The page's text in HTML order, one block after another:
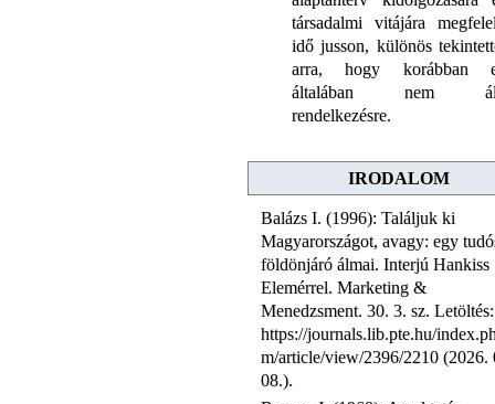
társadalmi vitájára
idő jusson, különös
arra, hogy korábban
általában nem
rendelkezésre.
IRODALOM
Balázs I. (1996): Találjuk ki
Magyarországot, avagy: egy
földönjáró álmai. Interjú Hankiss
Elemérrel. Marketing &
Menedzsment. 30. 3. sz. Letöltés:
https://journals.lib.pte.hu/
m/article/view/2396/2210 (2026.
08.).